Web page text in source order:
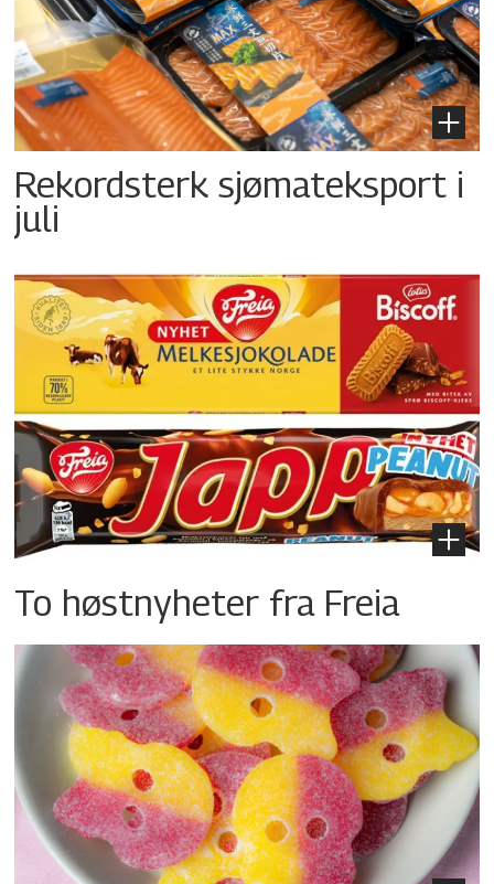
Rekordsterk sjømateksport i
juli
To høstnyheter fra Freia